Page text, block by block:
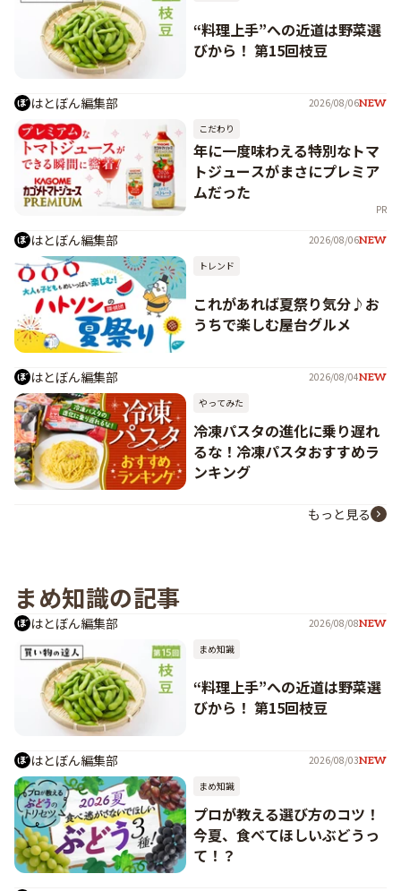
“料理上手”への近道は野菜選
びから！ 第15回枝豆
はとぼん編集部 2026/08/06NEW
こだわり
年に一度味わえる特別なトマ
トジュースがまさにプレミア
ムだった
PR
はとぼん編集部 2026/08/06NEW
トレンド
これがあれば夏祭り気分♪お
うちで楽しむ屋台グルメ
はとぼん編集部 2026/08/04NEW
やってみた
冷凍パスタの進化に乗り遅れ
るな！冷凍パスタおすすめラ
ンキング
もっと見る
まめ知識の記事
はとぼん編集部 2026/08/08NEW
まめ知識
“料理上手”への近道は野菜選
びから！ 第15回枝豆
はとぼん編集部 2026/08/03NEW
まめ知識
プロが教える選び方のコツ！
今夏、食べてほしいぶどうっ
て！？